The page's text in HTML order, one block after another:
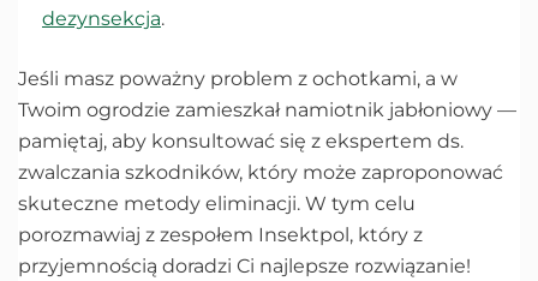
dezynsekcja.
Jeśli masz poważny problem z ochotkami, a w
Twoim ogrodzie zamieszkał namiotnik jabłoniowy —
pamiętaj, aby konsultować się z ekspertem ds.
zwalczania szkodników, który może zaproponować
skuteczne metody eliminacji. W tym celu
porozmawiaj z zespołem Insektpol, który z
przyjemnością doradzi Ci najlepsze rozwiązanie!